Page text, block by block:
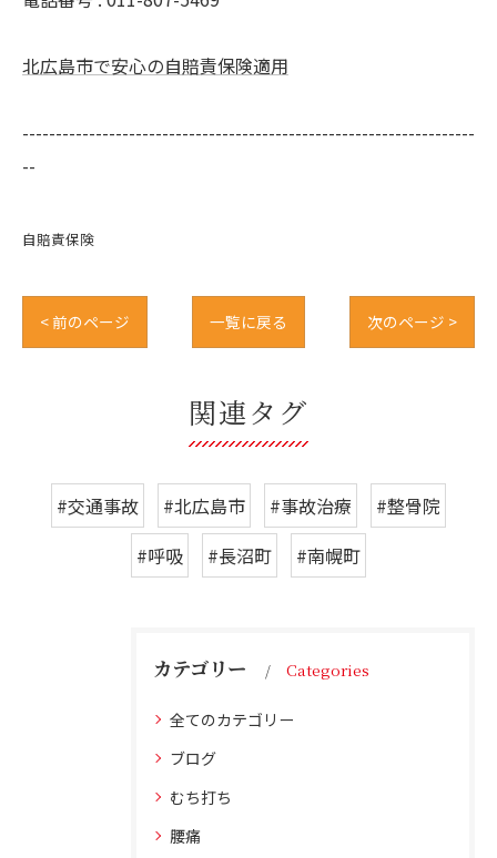
北広島市で安心の自賠責保険適用
--------------------------------------------------------------------
--
自賠責保険
< 前のページ 一覧に戻る 次のページ >
関連タグ
#交通事故 #北広島市 #事故治療
#整骨院
#呼吸
#長沼町 #南幌町
カテゴリー Categories
全てのカテゴリー
ブログ
むち打ち
腰痛